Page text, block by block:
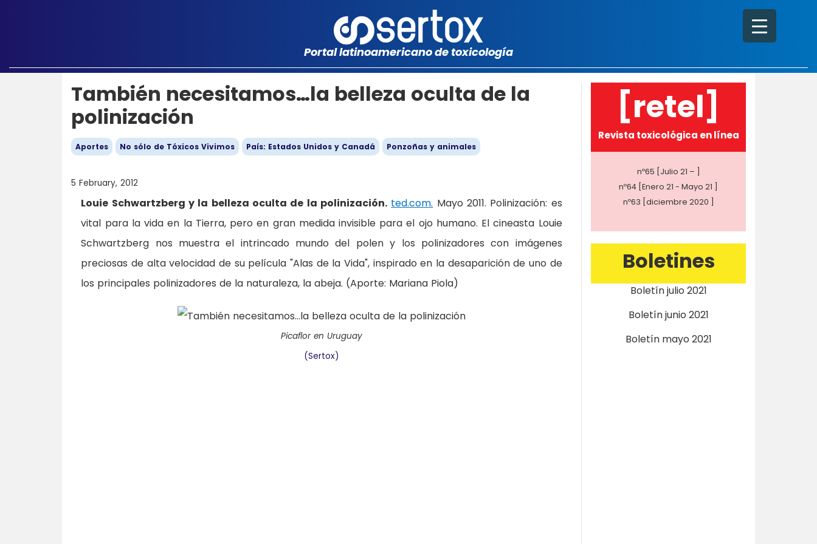
Portal latinoamericano de toxicología
También necesitamos…la belleza oculta de la
polinización
Aportes No sólo de Tóxicos Vivimos País: Estados Unidos y Canadá Ponzoñas y animales
5 February, 2012
Louie Schwartzberg y la belleza oculta de la polinización. ted.com. Mayo 2011. Polinización: es
vital para la vida en la Tierra, pero en gran medida invisible para el ojo humano. El cineasta Louie
Schwartzberg nos muestra el intrincado mundo del polen y los polinizadores con imágenes
preciosas de alta velocidad de su película "Alas de la Vida", inspirado en la desaparición de uno de
los principales polinizadores de la naturaleza, la abeja. (Aporte: Mariana Piola)
Picaflor en Uruguay
(Sertox)
[retel]
Revista toxicológica en línea
nº65 [Julio 21 – ]
nº64 [Enero 21 - Mayo 21 ]
nº63 [diciembre 2020 ]
Boletines
Boletín julio 2021
Boletín junio 2021
Boletín mayo 2021